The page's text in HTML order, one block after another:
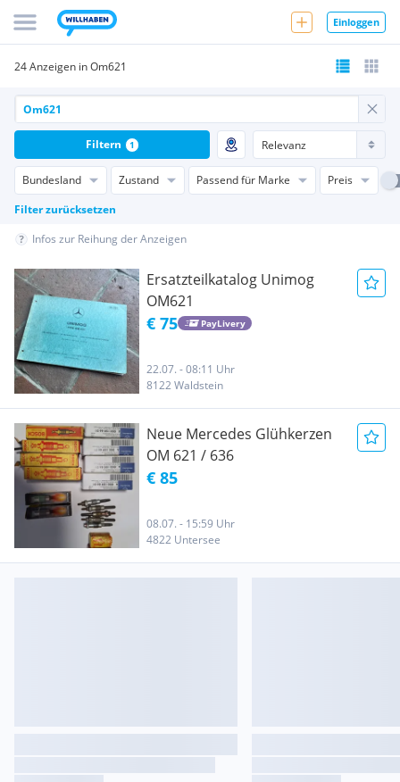
Einloggen
24 Anzeigen in Om621
Bundesland Zustand Passend für Marke
Preis
Filter zurücksetzen
Filtern 1
Infos zur Reihung der Anzeigen
Ersatzteilkatalog Unimog
OM621
€ 75 PayLivery
22.07. - 08:11 Uhr
8122 Waldstein
Neue Mercedes Glühkerzen
OM 621 / 636
€ 85
08.07. - 15:59 Uhr
4822 Untersee